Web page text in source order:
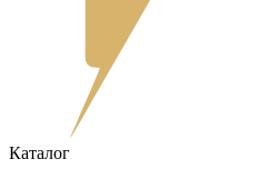
Каталог